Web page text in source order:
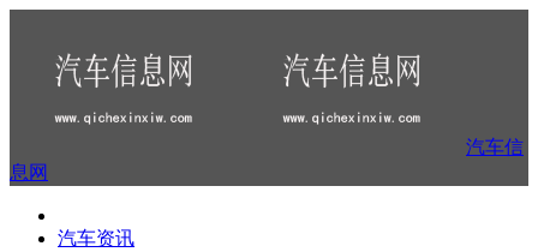
汽车信
息网
汽车资讯